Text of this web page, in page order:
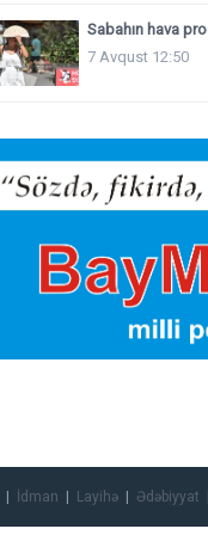
Sabahın hava
7 Avqust 12:50
İdman Layihə Ədəbiyyat